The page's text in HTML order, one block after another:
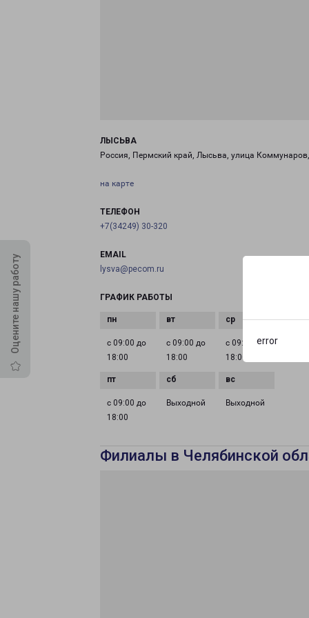
error
Оцените нашу работу
ЛЫСЬВА
Россия, Пермский край, Лысьва, улица
на карте
ТЕЛЕФОН
+7(34249) 30-320
EMAIL
lysva@pecom.ru
ГРАФИК РАБОТЫ
с 09:00 до
18:00
с 09:00 до
18:00
с 09:00 до
18:00
с 09:00 до
18:00
Выходной Выходной
Филиалы в Челябинской